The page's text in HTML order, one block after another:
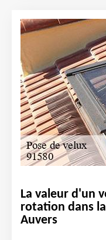
La valeur d'un
rotation dans
Auvers